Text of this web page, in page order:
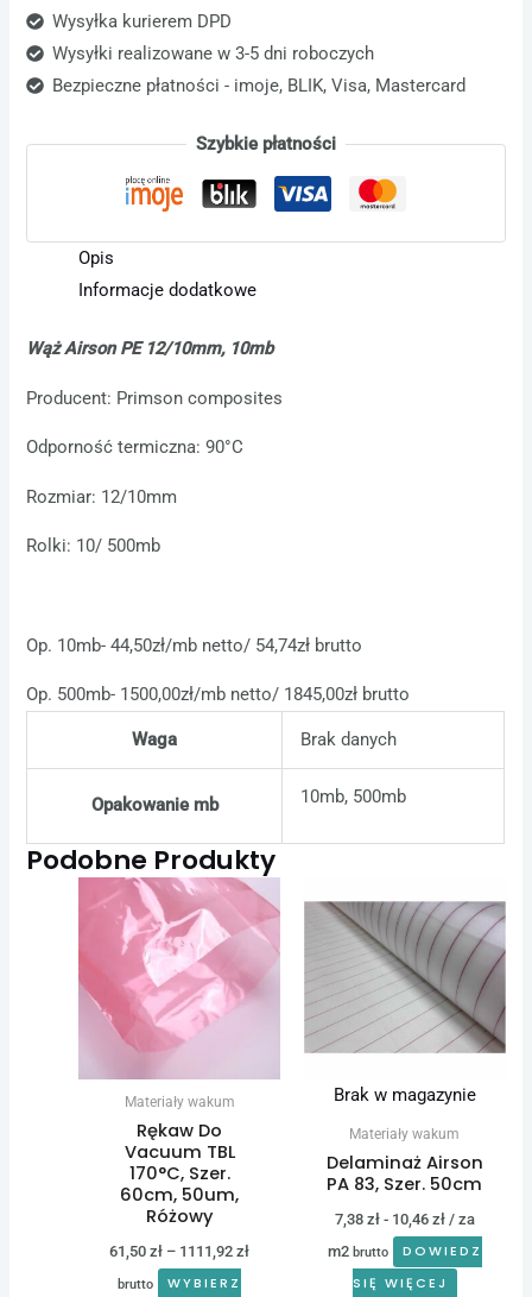
Wysyłka kurierem DPD
Wysyłki realizowane w 3-5 dni roboczych
Bezpieczne płatności - imoje, BLIK, Visa, Mastercard
Szybkie płatności
Opis
Informacje dodatkowe
Wąż Airson PE 12/10mm, 10mb
Producent: Primson composites
Odporność termiczna: 90°C
Rozmiar: 12/10mm
Rolki: 10/ 500mb
Op. 10mb- 44,50zł/mb netto/ 54,74zł brutto
Op. 500mb- 1500,00zł/mb netto/ 1845,00zł brutto
Waga Brak danych
Opakowanie mb 10mb, 500mb
Podobne Produkty
Materiały wakum
Rękaw Do
Vacuum TBL
170°C, Szer.
60cm, 50um,
Różowy
61,50zł – 1111,92zł
Zakres
cen:
od
61,50 zł
1111,92 zł
brutto WYBIERZ
Ten
produkt
ma
wiele
wariantów.
można
na
stronie
produktu
Brak w magazynie
Materiały wakum
Delaminaż Airson
PA 83, Szer. 50cm
7,38 zł- 10,46 zł/ za
m2 brutto
DOWIEDZ
SIĘ WIĘCEJ